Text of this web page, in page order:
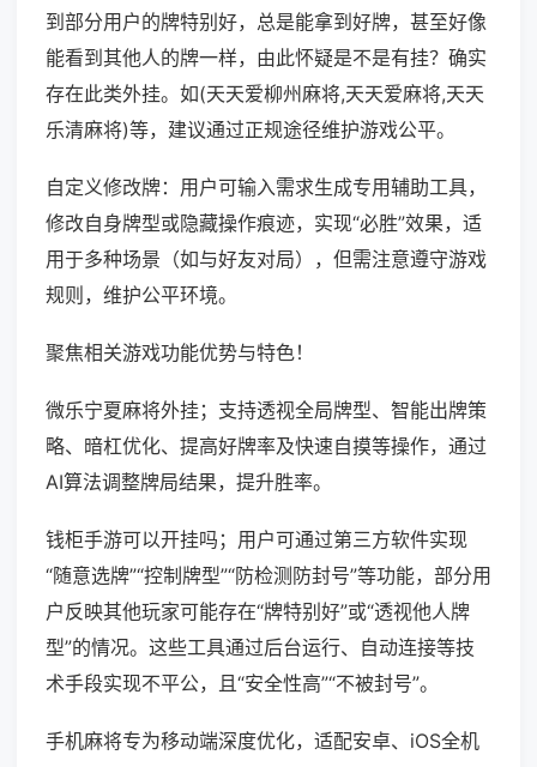
到部分用户的牌特别好，总是能拿到好牌，甚至好像
能看到其他人的牌一样，由此怀疑是不是有挂？确实
存在此类外挂。如(天天爱柳州麻将,天天爱麻将,天天
乐清麻将)等，建议通过正规途径维护游戏公平。
自定义修改牌：用户可输入需求生成专用辅助工具，
修改自身牌型或隐藏操作痕迹，实现“必胜”效果，适
用于多种场景（如与好友对局），但需注意遵守游戏
规则，维护公平环境。
聚焦相关游戏功能优势与特色！
微乐宁夏麻将外挂；支持透视全局牌型、智能出牌策
略、暗杠优化、提高好牌率及快速自摸等操作，通过
AI算法调整牌局结果，提升胜率。
钱柜手游可以开挂吗；用户可通过第三方软件实现
“随意选牌”“控制牌型”“防检测防封号”等功能，部分用
户反映其他玩家可能存在“牌特别好”或“透视他人牌
型”的情况。这些工具通过后台运行、自动连接等技
术手段实现不平公，且“安全性高”“不被封号”。
手机麻将专为移动端深度优化，适配安卓、iOS全机